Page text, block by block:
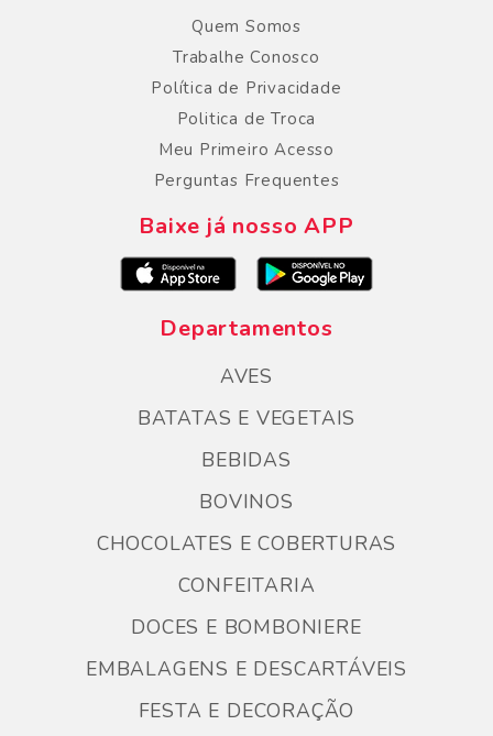
Quem Somos
Trabalhe Conosco
Política de Privacidade
Politica de Troca
Meu Primeiro Acesso
Perguntas Frequentes
Baixe já nosso APP
Departamentos
AVES
BATATAS E VEGETAIS
BEBIDAS
BOVINOS
CHOCOLATES E COBERTURAS
CONFEITARIA
DOCES E BOMBONIERE
EMBALAGENS E DESCARTÁVEIS
FESTA E DECORAÇÃO